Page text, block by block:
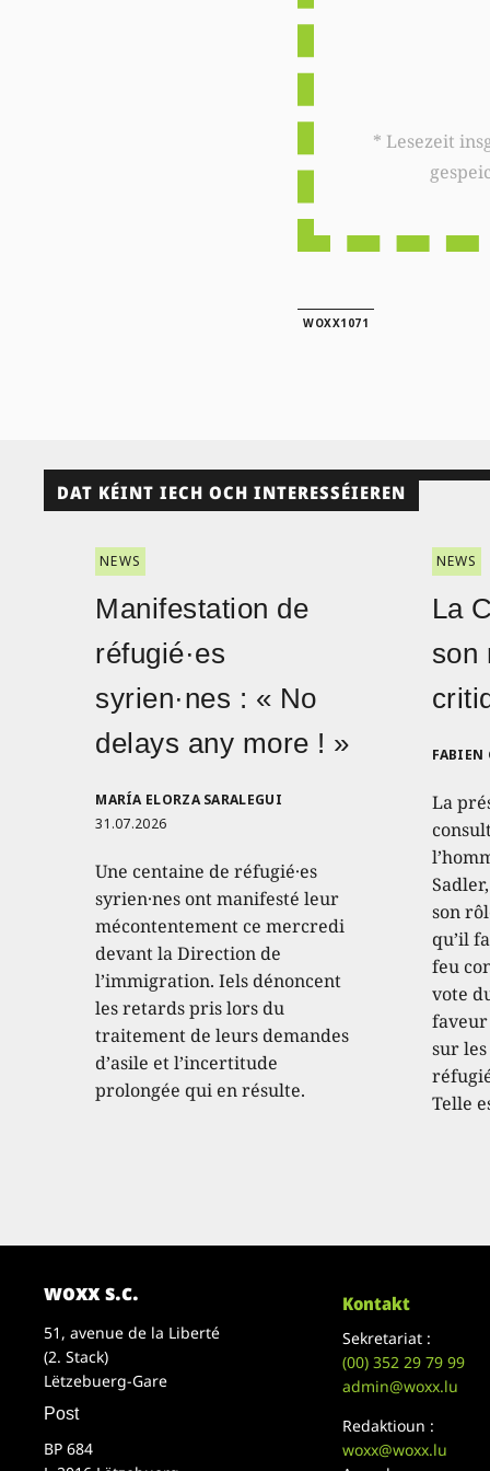
* Lesezeit insgesamt auf woxx.lu:
WOXX1071
DAT KÉINT IECH OCH INTERESSÉIEREN
NEWS
Manifestation de
réfugié·es
syrien·nes : « No
delays any more ! »
MARÍA ELORZA SARALEGUI
31.07.2026
Une centaine de réfugié·es
syrien·nes ont manifesté leur
mécontentement ce mercredi
devant la Direction de
l’immigration. Iels dénoncent
les retards pris lors du
traitement de leurs demandes
d’asile et l’incertitude
prolongée qui en résulte.
NEWS
La
son
FABIEN
La
son
qu’il
feu
vote
sur
Telle
woxx s.c.
51, avenue de la Liberté
(2. Stack)
Lëtzebuerg-Gare
Post
BP 684
Kontakt
Sekretariat :
(00)352 29 79 99
admin@woxx.lu
Redaktioun :
woxx@woxx.lu